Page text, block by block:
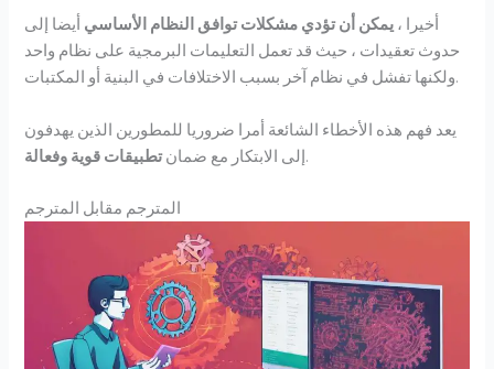
أخيرا ، يمكن أن تؤدي مشكلات توافق النظام الأساسي أيضا إلى
حدوث تعقيدات ، حيث قد تعمل التعليمات البرمجية على نظام واحد
ولكنها تفشل في نظام آخر بسبب الاختلافات في البنية أو المكتبات.
يعد فهم هذه الأخطاء الشائعة أمرا ضروريا للمطورين الذين يهدفون
إلى الابتكار مع ضمانتطبيقات قوية وفعالة .
المترجم مقابل المترجم